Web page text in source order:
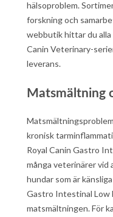
hälsoproblem.
forskning och
webbutik hittar du alla
Canin Veterinary-
leverans.
Matsmältning
kronisk
Royal Canin Gastro
många veterinärer vid
hundar som är
Gastro Intestinal Low
matsmältningen. För